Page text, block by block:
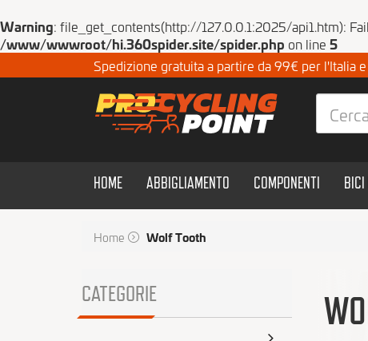
Warning: file_get_contents(http://127.0.0.1:2025/api1.htm):
/www/wwwroot/hi.360spider.site/spider.php on line 5
Spedizione gratuita a partire da 99€ per l'Italia
HOME ABBIGLIAMENTO COMPONENTI BICI
Home Wolf Tooth
CATEGORIE